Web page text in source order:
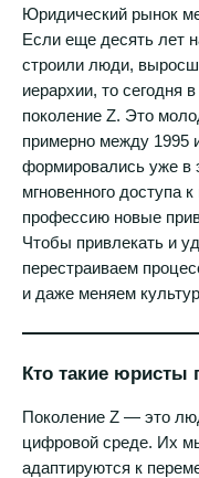
Юридический рынок
Если еще десять лет
строили люди,
иерархии, то сегодня
поколение Z. Это
примерно между 1995
формировались уже в
мгновенного доступа
профессию новые
Чтобы привлекать и
перестраиваем
и даже меняем
Кто такие юристы
Поколение Z — это
цифровой среде. Их
адаптируются к